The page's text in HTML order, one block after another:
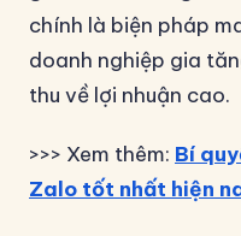
chính là biện pháp
doanh nghiệp gia
thu về lợi nhuận cao.
>>> Xem thêm: Bí
Zalo tốt nhất hiện